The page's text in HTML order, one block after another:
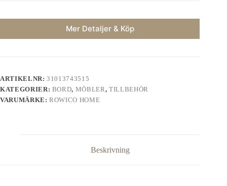
Mer Detaljer & Köp
ARTIKELNR:31013743515
KATEGORIER: BORD, MÖBLER, TILLBEHÖR
VARUMÄRKE:ROWICO HOME
Beskrivning